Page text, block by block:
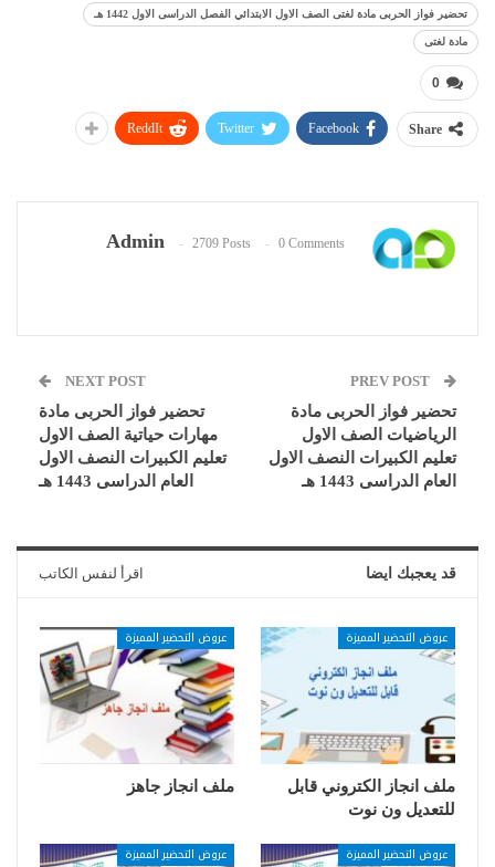
تحضير فواز الحربى مادة لغتى الصف الاول الابتدائي الفصل الدراسى الاول 1442 هـ
مادة لغتى
0
Share
Facebook
Twitter
ReddIt
Admin 2709 Posts 0 Comments
تحضير فواز الحربى مادة
الرياضيات الصف الاول
تعليم الكبيرات النصف الاول
العام الدراسى 1443 هـ
NEXT POST
تحضير فواز الحربى مادة
مهارات حياتية الصف الاول
تعليم الكبيرات النصف الاول
العام الدراسى 1443 هـ
قد يعجبك ايضا اقرأ لنفس الكاتب
عروض التحضير المميزة
ملف انجاز الكتروني قابل
للتعديل ون نوت
عروض التحضير المميزة
ملف انجاز جاهز
عروض التحضير المميزة عروض التحضير المميزة